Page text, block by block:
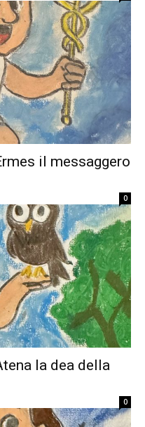
il messaggero
0
la dea della
0